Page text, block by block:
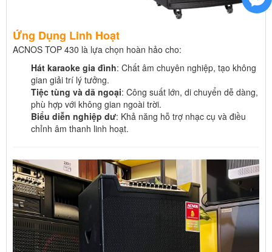
Ứng Dụng Linh Hoạt
ACNOS TOP 430 là lựa chọn hoàn hảo cho:
Hát karaoke gia đình: Chất âm chuyên nghiệp, tạo không
gian giải trí lý tưởng.
Tiệc tùng và dã ngoại: Công suất lớn, di chuyển dễ dàng,
phù hợp với không gian ngoài trời.
Biểu diễn nghiệp dư: Khả năng hỗ trợ nhạc cụ và điều
chỉnh âm thanh linh hoạt.